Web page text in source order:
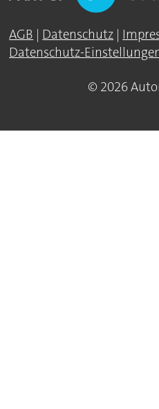
AGB | Datenschutz |
Datenschutz-
© 2026